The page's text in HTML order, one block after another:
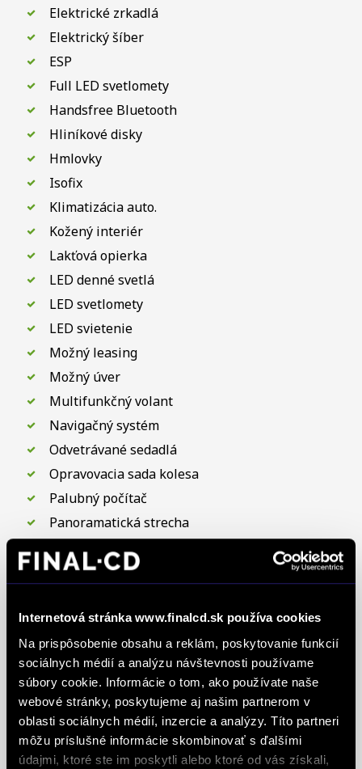
Internetová stránka www.finalcd.sk používa cookies
Na prispôsobenie obsahu a reklám, poskytovanie funkcií
sociálnych médií a analýzu návštevnosti používame
súbory cookie. Informácie o tom, ako používate naše
webové stránky, poskytujeme aj našim partnerom v
oblasti sociálnych médií, inzercie a analýzy. Títo partneri
môžu príslušné informácie skombinovať s ďalšími
údajmi, ktoré ste im poskytli alebo ktoré od vás získali,
Elektrické zrkadlá
Elektrický šíber
ESP
Full LED svetlomety
Handsfree Bluetooth
Hliníkové disky
Hmlovky
Isofix
Klimatizácia auto.
Kožený interiér
Lakťová opierka
LED denné svetlá
LED svetlomety
LED svietenie
Možný leasing
Možný úver
Multifunkčný volant
Navigačný systém
Odvetrávané sedadlá
Opravovacia sada kolesa
Palubný počítač
Panoramatická strecha
Parkovacie senzory
Protiprešmykový syst. ASR (TC)
Rádio + CD + MP3
Servisná knižka
Sledovanie únavy vodiča
Systém kontroly tlaku v pneumatikách (TPMS)
Systém snímania mŕtveho uhla
Systém tiesňového volania (e-Call)